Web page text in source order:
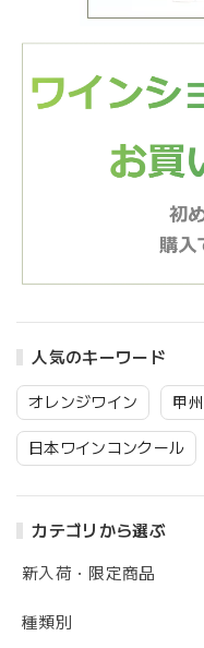
人気のキーワード
オレンジワイン 甲州
日本ワインコンクール
カテゴリから選ぶ
新入荷・限定商品
種類別